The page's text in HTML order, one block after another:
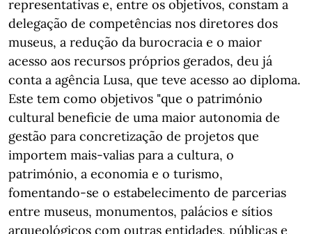
representativas e, entre os objetivos, constam a
delegação de competências nos diretores dos
museus, a redução da burocracia e o maior
acesso aos recursos próprios gerados, deu já
conta a agência Lusa, que teve acesso ao diploma.
Este tem como objetivos "que o património
cultural beneficie de uma maior autonomia de
gestão para concretização de projetos que
importem mais-valias para a cultura, o
património, a economia e o turismo,
fomentando-se o estabelecimento de parcerias
entre museus, monumentos, palácios e sítios
arqueológicos com outras entidades, públicas e